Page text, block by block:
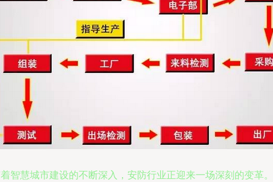
智慧城市建设的不断深入，安防行业正迎来一场深刻的变革。